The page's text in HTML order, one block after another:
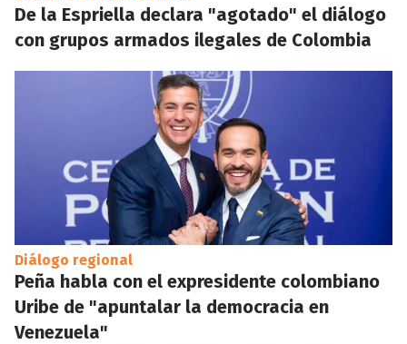
De la Espriella declara "agotado" el diálogo
con grupos armados ilegales de Colombia
Diálogo regional
Peña habla con el expresidente colombiano
Uribe de "apuntalar la democracia en
Venezuela"